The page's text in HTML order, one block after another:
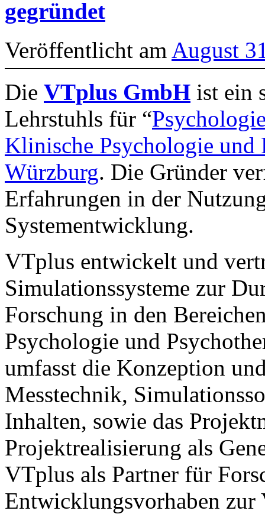
gegründet
Veröffentlicht am August
Die VTplus GmbH ist ein
Lehrstuhls für “
Klinische Psychologie und
Würzburg. Die Gründer
Erfahrungen in der
Systementwicklung.
VTplus entwickelt und
Simulationssysteme zur
Forschung in den
Psychologie und
umfasst die Konzeption
Messtechnik,
Inhalten, sowie das
Projektrealisierung als
VTplus als Partner für
Entwicklungsvorhaben